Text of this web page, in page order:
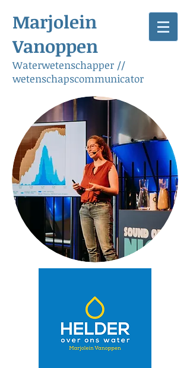
Marjolein
Vanoppen
Waterwetenschapper //
wetenschapscommunicator